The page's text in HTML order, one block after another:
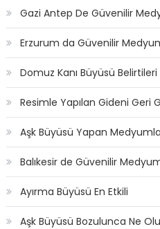
Gazi Antep De Güvenilir
Erzurum da Güvenilir
Domuz Kanı Büyüsü
Resimle Yapılan Gideni Geri
Aşk Büyüsü Yapan
Balıkesir de Güvenilir
Ayırma Büyüsü En Etkili
Aşk Büyüsü Bozulunca Ne